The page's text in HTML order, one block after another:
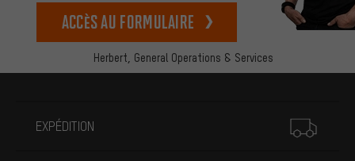
Herbert, General Operations & Services
Accès au formulaire
EXPÉDITION